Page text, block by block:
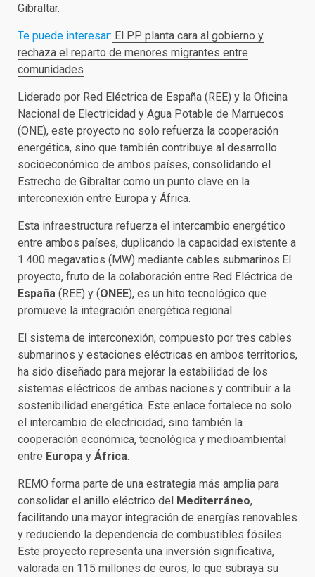
Gibraltar.
Te puede interesar: El PP planta cara al gobierno y
rechaza el reparto de menores migrantes entre
comunidades
Liderado por Red Eléctrica de España (REE) y la Oficina
Nacional de Electricidad y Agua Potable de Marruecos
(ONE), este proyecto no solo refuerza la cooperación
energética, sino que también contribuye al desarrollo
socioeconómico de ambos países, consolidando el
Estrecho de Gibraltar como un punto clave en la
interconexión entre Europa y África.
Esta infraestructura refuerza el intercambio energético
entre ambos países, duplicando la capacidad existente a
1.400 megavatios (MW) mediante cables submarinos.El
proyecto, fruto de la colaboración entre Red Eléctrica de
España (REE) y (ONEE), es un hito tecnológico que
promueve la integración energética regional.
El sistema de interconexión, compuesto por tres cables
submarinos y estaciones eléctricas en ambos territorios,
ha sido diseñado para mejorar la estabilidad de los
sistemas eléctricos de ambas naciones y contribuir a la
sostenibilidad energética. Este enlace fortalece no solo
el intercambio de electricidad, sino también la
cooperación económica, tecnológica y medioambiental
entre Europa y África.
REMO forma parte de una estrategia más amplia para
consolidar el anillo eléctrico del Mediterráneo,
facilitando una mayor integración de energías renovables
y reduciendo la dependencia de combustibles fósiles.
Este proyecto representa una inversión significativa,
valorada en 115 millones de euros, lo que subraya su